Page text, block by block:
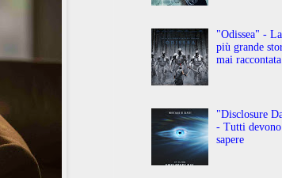
"Odissea" - La
più grande
mai raccontata
"Disclosure
- Tutti devono
sapere